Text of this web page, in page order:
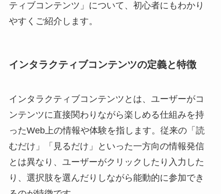
ティブコンテンツ」について、初心者にもわかり
やすくご紹介します。
インタラクティブコンテンツの定義と特徴
インタラクティブコンテンツとは、ユーザーがコ
ンテンツに直接関わりながら楽しめる仕組みを持
ったWeb上の情報や体験を指します。従来の「読
むだけ」「見るだけ」といった一方向の情報発信
とは異なり、ユーザーがクリックしたり入力した
り、選択肢を選んだりしながら能動的に参加でき